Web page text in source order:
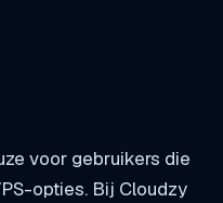
voor gebruikers die
opties. Bij Cloudzy